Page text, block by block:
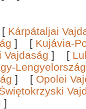
[ Kárpátaljai
] [ Kujávia-
Vajdaság ] [
] [ Opolei
]